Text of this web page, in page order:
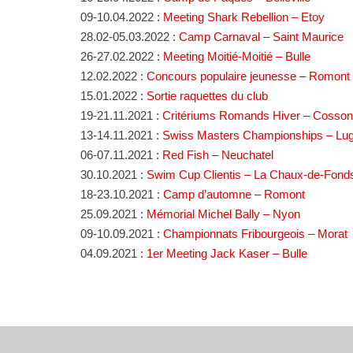
09-10.04.2022 : Meeting Shark Rebellion – Etoy
28.02-05.03.2022 : Camp Carnaval – Saint Maurice
26-27.02.2022 : Meeting Moitié-Moitié – Bulle
12.02.2022 : Concours populaire jeunesse – Romont
15.01.2022 : Sortie raquettes du club
19-21.11.2021 : Critériums Romands Hiver –
13-14.11.2021 : Swiss Masters Championships –
06-07.11.2021 : Red Fish – Neuchatel
30.10.2021 : Swim Cup Clientis – La Chaux-de-
18-23.10.2021 : Camp d’automne – Romont
25.09.2021 : Mémorial Michel Bally – Nyon
09-10.09.2021 : Championnats Fribourgeois – Morat
04.09.2021 : 1er Meeting Jack Kaser – Bulle